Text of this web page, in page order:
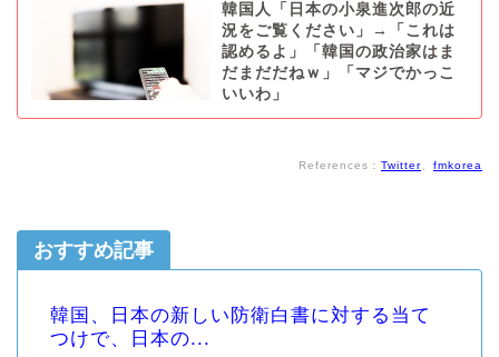
韓国人「日本の小泉進次郎の近
況をご覧ください」→「これは
認めるよ」「韓国の政治家はま
だまだだねｗ」「マジでかっこ
いいわ」
References： Twitter fmkorea
おすすめ記事
韓国、日本の新しい防衛白書に対する当て
つけで、日本の...